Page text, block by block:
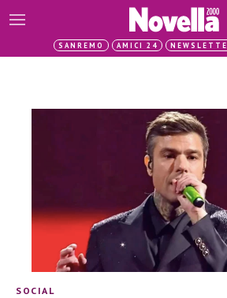
SANREMO AMICI 24
SOCIAL